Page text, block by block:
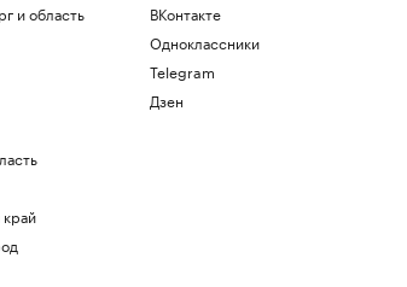
и область
ВКонтакте
Одноклассники
Telegram
Дзен